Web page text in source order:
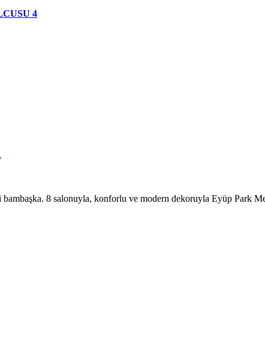
4
8 salonuyla, konforlu ve modern dekoruyla Eyüp Park